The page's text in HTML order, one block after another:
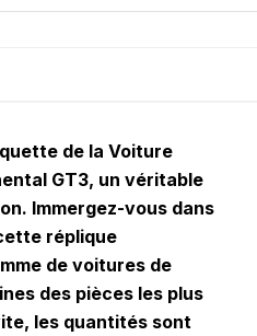
de la Voiture
GT3, un véritable
Immergez-vous dans
réplique
de voitures de
des pièces les plus
les quantités sont